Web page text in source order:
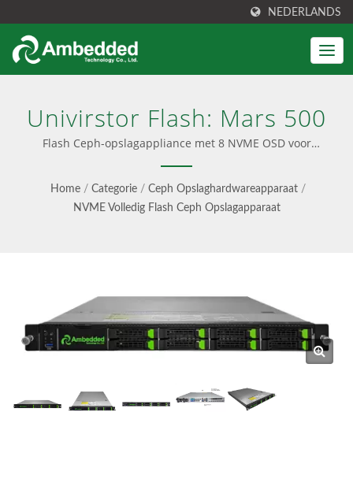
NEDERLANDS
Univirstor Flash: Mars 500
Flash Ceph-opslagappliance met 8 NVME OSD voor
gebruikscases met hoge prestaties | Ceph oplossing
integreert met eenvoudige installatie, vooraf
geconfigureerde software en een gebruiksvriendelijke UI.
Biedt ook Ceph consultancy, professionele service en
Home / Categorie / Ceph Opslaghardwareapparaat /
NVME Volledig Flash Ceph Opslagapparaat